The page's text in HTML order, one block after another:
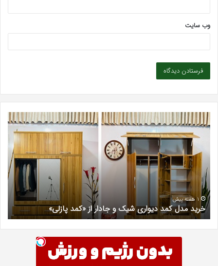
وب‌ سایت
خرید
مدل
دیواری
شیک
جادار
از
«کمد
پازلی»
1 هفته پیش
خرید مدل کمد دیواری شیک و جادار از «کمد پازلی»
در